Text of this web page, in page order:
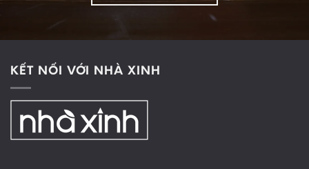
KẾT NỐI VỚI NHÀ XINH